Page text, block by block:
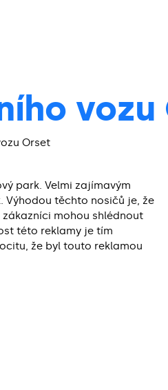
vozu
Orset
park. Velmi zajímavým
Výhodou těchto nosičů je, že
mohou shlédnout
této reklamy je tím
že byl touto reklamou